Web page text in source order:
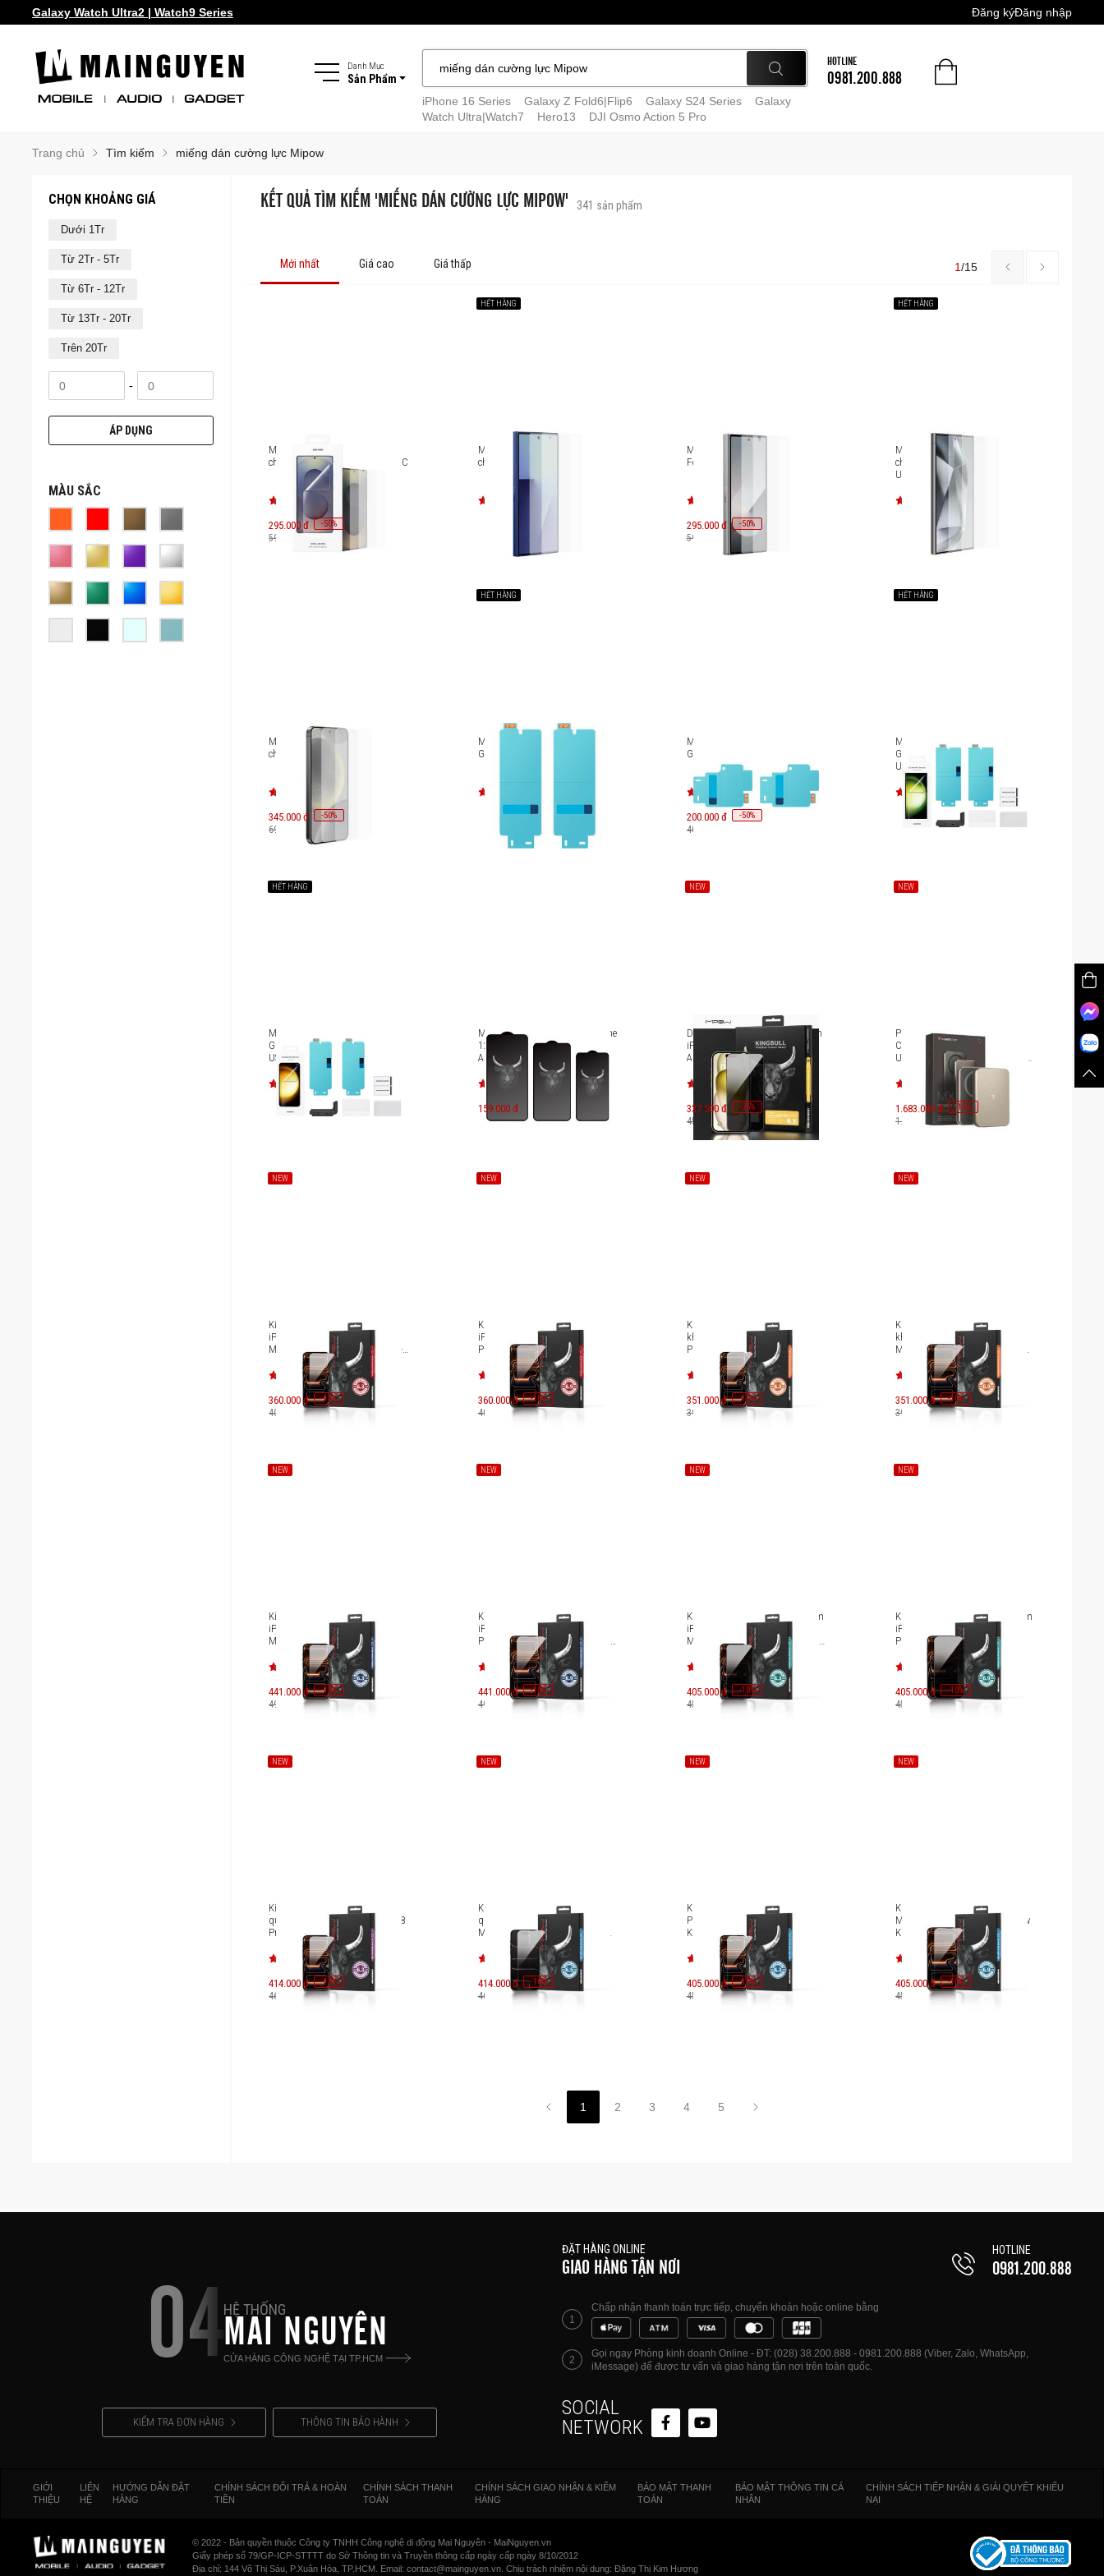
Galaxy Watch Ultra2 | Watch9 Series
Samsung Galaxy Z Fold8 | Z Flip8 Đăng kýĐăng nhập
Danh Mục
Sản Phẩm
iPhone 16 Series
Galaxy Z Fold6|Flip6 Galaxy S24 Series
Galaxy
Watch Ultra|Watch7
Hero13 DJI Osmo Action 5 Pro
HOTLINE
0981.200.888
Trang chủ Tìm kiếm miếng dán cường lực Mipow
CHỌN KHOẢNG GIÁ
Dưới 1Tr
Từ 2Tr - 5Tr
Từ 6Tr - 12Tr
Từ 13Tr - 20Tr
Trên 20Tr
-
ÁP DỤNG
MÀU SẮC
KẾT QUẢ TÌM KIẾM 'MIẾNG DÁN CƯỜNG LỰC MIPOW' 341 sản phẩm
Mới nhất Giá cao Giá thấp 1/15
Miếng dán màn hình chống
chói Galaxy S25 Ultra EF-US938C
295.000 đ -50%
590.000 đ
HẾT HÀNG
Miếng dán màn hình chống
chói Galaxy Z Fold7 EF-UF966C
Miếng dán màn hình Galaxy Z
Fold6 EF-UF956
295.000 đ -50%
590.000 đ
HẾT HÀNG
Miếng dán màn hình chống
chói cho Galaxy S24 Ultra EF-
US928
Miếng dán màn hình chống
chói cho Galaxy S24+ EF-US926
345.000 đ -50%
690.000 đ
HẾT HÀNG
Miếng dán bảo vệ màn hình
Galaxy Z Fold5 EF-UF946
Miếng dán bảo vệ màn hình
Galaxy Z Flip5 EF-UF731
200.000 đ -50%
400.000 đ
HẾT HÀNG
Miếng dán bảo vệ màn hình
Galaxy S23 Ultra 5G [EF-
US918CTEGWW]
HẾT HÀNG
Miếng dán bảo vệ màn hình
Galaxy S23+ 5G [EF-
US916CTEGWW]
Miếng dán cường lực mờ iPhone
12 Pro Max Mipow Kingbull
Anti-Glare Premium HD (2.7D)
BJ217
159.000 đ
NEW
Dán cường lực chống nhìn trộm
iPhone 15 Mipow Kingbull HD
Anti Spy Protector BJ513-BK
337.500 đ -25%
450.000 đ
NEW
Pin dự phòng quyền lực chuẩn
CCC Mipow Power Cube 3-in-1
Ultra-Slim MagSafe 10000mAh
1.683.000 đ -15%
1.980.000 đ
NEW
Kính cường lực trong suốt
iPhone 17 Pro/iPhone 18 Pro
Mipow HD Silk Premium BJ703-
360.000 đ -10%
400.000 đ
NEW
Kính cường lực trong suốt
iPhone 17 Pro Max/iPhone 18
Pro Max Mipow HD Silk
Premium BJ704-BK
360.000 đ -10%
400.000 đ
NEW
Kính cường lực trong suốt
không viền iPhone 17
Pro/iPhone 18 Pro Mipow HD
Ultra Clear BJ703-CR
351.000 đ -10%
390.000 đ
NEW
Kính cường lực trong suốt
không viền iPhone 17 Pro
Max/iPhone 18 Pro Max Mipow
HD Ultra Clear BJ704-CR
351.000 đ -10%
390.000 đ
NEW
Kính cường lực trong suốt
iPhone 17 Pro/iPhone 18 Pro
Mipow Kingbull 3D Silk
Premium BJ707-BK
441.000 đ -10%
490.000 đ
NEW
Kính cường lực trong suốt
iPhone 17 Pro Max/iPhone 18
Pro Max Mipow Kingbull 3D Silk
Premium BJ708-BK
441.000 đ -10%
490.000 đ
NEW
Kính cường lực chống nhìn trộm
iPhone 17 Pro/iPhone 18 Pro
Mipow Kingbull HD Anti-Spy Silk
Premium BJ711-BK
405.000 đ -10%
450.000 đ
NEW
Kính cường lực chống nhìn trộm
iPhone 17 Pro Max/iPhone 18
Pro Max Mipow Kingbull HD
Anti-Spy Silk Premium BJ712-BK
405.000 đ -10%
450.000 đ
NEW
Kính cường lực chống phản
quang iPhone 17 Pro/iPhone 18
Pro Mipow Kingbull HD Anti-
Reflection Silk BJ715-BK
414.000 đ -10%
460.000 đ
NEW
Kính cường lực chống phản
quang iPhone 17 Pro
Max/iPhone 18 Pro Max Mipow
Kingbull HD Anti-Reflection Silk
BJ716-BK
414.000 đ -10%
460.000 đ
NEW
Kính cường lực iPhone 17
Pro/iPhone 18 Pro Mipow
Kingbull HD Anti Blue Light
Premium Silk BJ719-BK
405.000 đ -10%
450.000 đ
NEW
Kính cường lực iPhone 17 Pro
Max/iPhone 18 Pro Max Mipow
Kingbull HD Anti Blue Light
Premium Silk BJ720-BK
405.000 đ -10%
450.000 đ
1 2 3 4 5
04HỆ THỐNG
MAI NGUYÊN
CỬA HÀNG CÔNG NGHỆ TẠI TP.HCM
KIỂM TRA ĐƠN HÀNG THÔNG TIN BẢO HÀNH
ĐẶT HÀNG ONLINE
GIAO HÀNG TẬN NƠI
HOTLINE
0981.200.888
1
Chấp nhận thanh toán trực tiếp, chuyển khoản hoặc online bằng
2
Gọi ngay Phòng kinh doanh Online - ĐT: (028) 38.200.888 - 0981.200.888 (Viber, Zalo, WhatsApp,
iMessage) để được tư vấn và giao hàng tận nơi trên toàn quốc.
SOCIAL
NETWORK
GIỚI
THIỆU
LIÊN
HỆ
HƯỚNG DẪN ĐẶT
HÀNG
CHÍNH SÁCH ĐỔI TRẢ & HOÀN
TIỀN
CHÍNH SÁCH THANH
TOÁN
CHÍNH SÁCH GIAO NHẬN & KIỂM
HÀNG
BẢO MẬT THANH
TOÁN
BẢO MẬT THÔNG TIN CÁ
NHÂN
CHÍNH SÁCH TIẾP NHẬN & GIẢI QUYẾT KHIẾU
NẠI
© 2022 - Bản quyền thuộc Công ty TNHH Công nghệ di động Mai Nguyên - MaiNguyen.vn
Giấy phép số 79/GP-ICP-STTTT do Sở Thông tin và Truyền thông cấp ngày cấp ngày 8/10/2012
Địa chỉ: 144 Võ Thị Sáu, P.Xuân Hòa, TP.HCM. Email: contact@mainguyen.vn. Chịu trách nhiệm nội dung: Đặng Thị Kim Hương